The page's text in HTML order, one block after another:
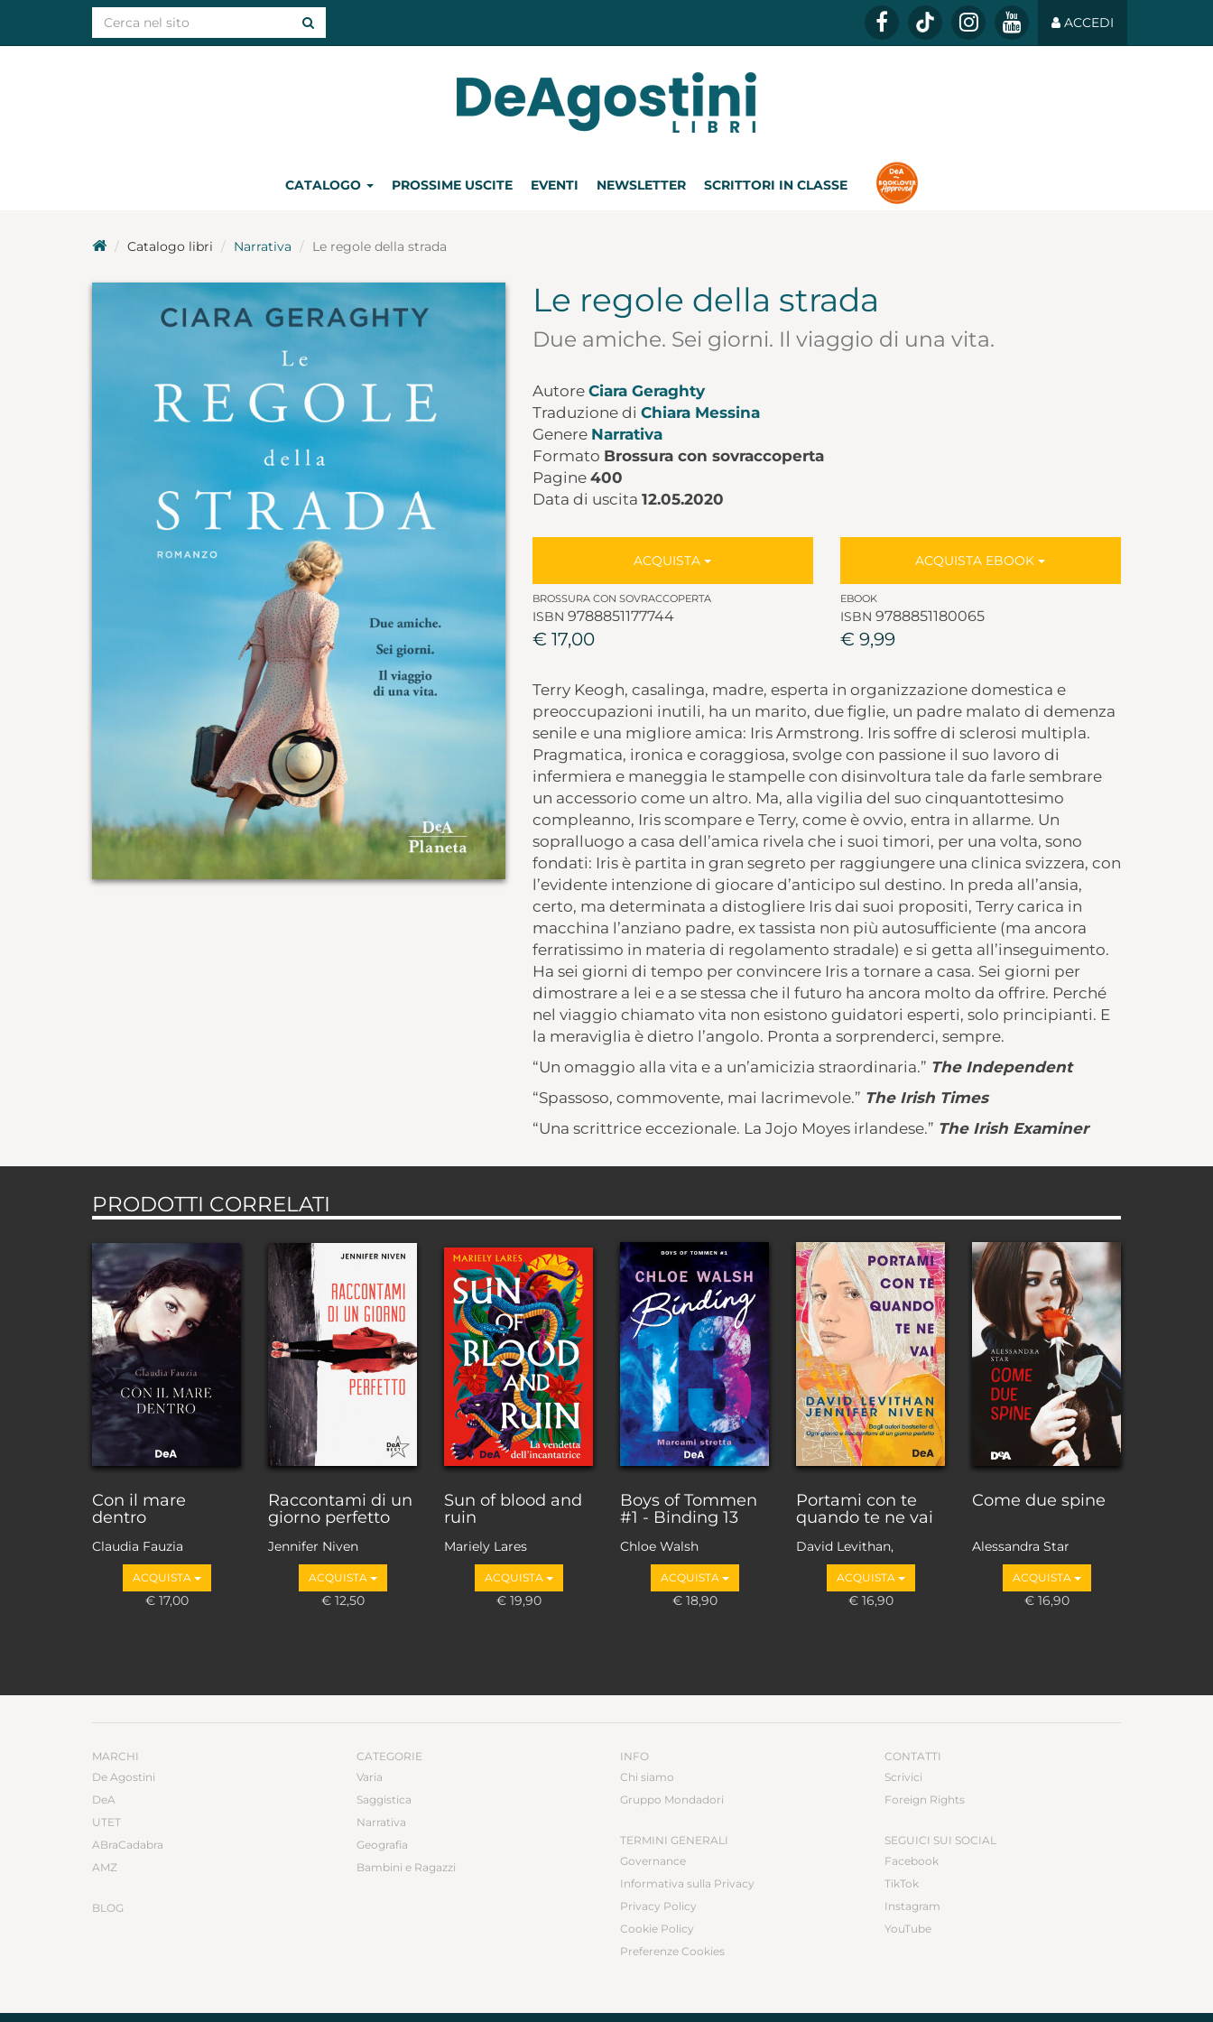
ACCEDI
CATALOGO PROSSIME USCITE EVENTI NEWSLETTER SCRITTORI IN CLASSE
Catalogo libri Narrativa Le regole della strada
Le regole della strada
Due amiche. Sei giorni. Il viaggio di una vita.
Autore Ciara Geraghty
Traduzione di Chiara Messina
Genere Narrativa
Formato Brossura con sovraccoperta
Pagine 400
Data di uscita 12.05.2020
ACQUISTA
BROSSURA CON SOVRACCOPERTA
ISBN 9788851177744
€ 17,00
ACQUISTA EBOOK
EBOOK
ISBN 9788851180065
€ 9,99
Terry Keogh, casalinga, madre, esperta in organizzazione domestica e
preoccupazioni inutili, ha un marito, due figlie, un padre malato di demenza
senile e una migliore amica: Iris Armstrong. Iris soffre di sclerosi multipla.
Pragmatica, ironica e coraggiosa, svolge con passione il suo lavoro di
infermiera e maneggia le stampelle con disinvoltura tale da farle sembrare
un accessorio come un altro. Ma, alla vigilia del suo cinquantottesimo
compleanno, Iris scompare e Terry, come è ovvio, entra in allarme. Un
sopralluogo a casa dell’amica rivela che i suoi timori, per una volta, sono
fondati: Iris è partita in gran segreto per raggiungere una clinica svizzera, con
l’evidente intenzione di giocare d’anticipo sul destino. In preda all’ansia,
certo, ma determinata a distogliere Iris dai suoi propositi, Terry carica in
macchina l’anziano padre, ex tassista non più autosufficiente (ma ancora
ferratissimo in materia di regolamento stradale) e si getta all’inseguimento.
Ha sei giorni di tempo per convincere Iris a tornare a casa. Sei giorni per
dimostrare a lei e a se stessa che il futuro ha ancora molto da offrire. Perché
nel viaggio chiamato vita non esistono guidatori esperti, solo principianti. E
la meraviglia è dietro l’angolo. Pronta a sorprenderci, sempre.
“Un omaggio alla vita e a un’amicizia straordinaria.” The Independent
“Spassoso, commovente, mai lacrimevole.” The Irish Times
“Una scrittrice eccezionale. La Jojo Moyes irlandese.” The Irish Examiner
PRODOTTI CORRELATI
Con il mare
dentro
Claudia Fauzia
ACQUISTA
€ 17,00
Raccontami di un
giorno perfetto
Jennifer Niven
ACQUISTA
€ 12,50
Sun of blood and
ruin
Mariely Lares
ACQUISTA
€ 19,90
Boys of Tommen
#1 - Binding 13
Chloe Walsh
ACQUISTA
€ 18,90
Portami con te
quando te ne vai
David Levithan,
Jennifer Niven
ACQUISTA
€ 16,90
Come due spine
Alessandra Star
ACQUISTA
€ 16,90
MARCHI
De Agostini
DeA
UTET
ABraCadabra
AMZ
BLOG
CATEGORIE
Varia
Saggistica
Narrativa
Geografia
Bambini e Ragazzi
INFO
Chi siamo
Gruppo Mondadori
TERMINI GENERALI
Governance
Informativa sulla Privacy
Privacy Policy
Cookie Policy
Preferenze Cookies
CONTATTI
Scrivici
Foreign Rights
SEGUICI SUI SOCIAL
Facebook
TikTok
Instagram
YouTube